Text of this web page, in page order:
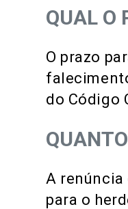
QUAL O
O prazo
do Código
A renúncia
para o